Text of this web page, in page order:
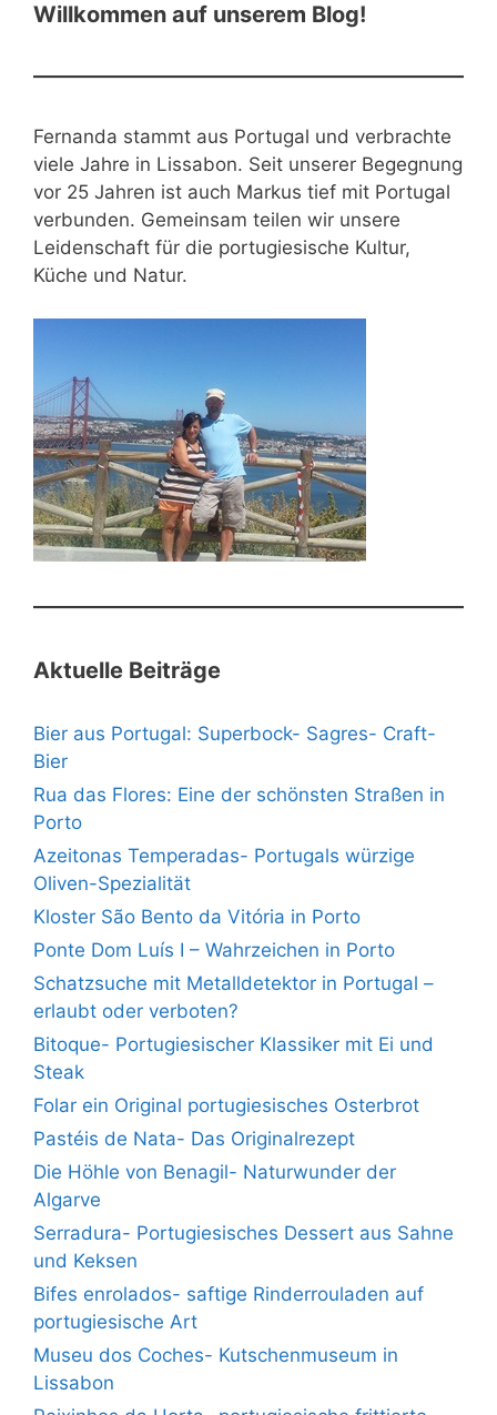
Willkommen auf unserem Blog!
Fernanda stammt aus Portugal und verbrachte
viele Jahre in Lissabon. Seit unserer Begegnung
vor 25 Jahren ist auch Markus tief mit Portugal
verbunden. Gemeinsam teilen wir unsere
Leidenschaft für die portugiesische Kultur,
Küche und Natur.
Aktuelle Beiträge
Bier aus Portugal: Superbock- Sagres- Craft-
Bier
Rua das Flores: Eine der schönsten Straßen in
Porto
Azeitonas Temperadas- Portugals würzige
Oliven-Spezialität
Kloster São Bento da Vitória in Porto
Ponte Dom Luís I – Wahrzeichen in Porto
Schatzsuche mit Metalldetektor in Portugal –
erlaubt oder verboten?
Bitoque- Portugiesischer Klassiker mit Ei und
Steak
Folar ein Original portugiesisches Osterbrot
Pastéis de Nata- Das Originalrezept
Die Höhle von Benagil- Naturwunder der
Algarve
Serradura- Portugiesisches Dessert aus Sahne
und Keksen
Bifes enrolados- saftige Rinderrouladen auf
portugiesische Art
Museu dos Coches- Kutschenmuseum in
Lissabon